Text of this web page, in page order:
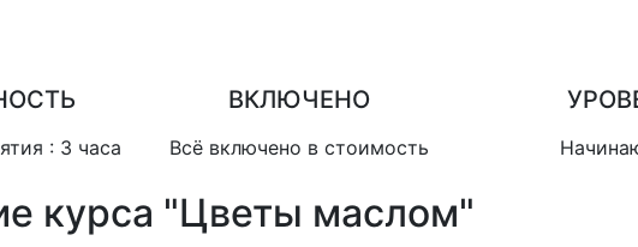
: 3 часа
ВКЛЮЧЕНО
Всё включено в стоимость
курса "Цветы маслом"